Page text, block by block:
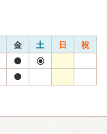
金 土 日 祝